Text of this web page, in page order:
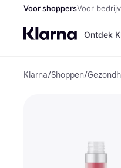
Voor shoppersVoor
Ontdek
Klarna/Shoppen/